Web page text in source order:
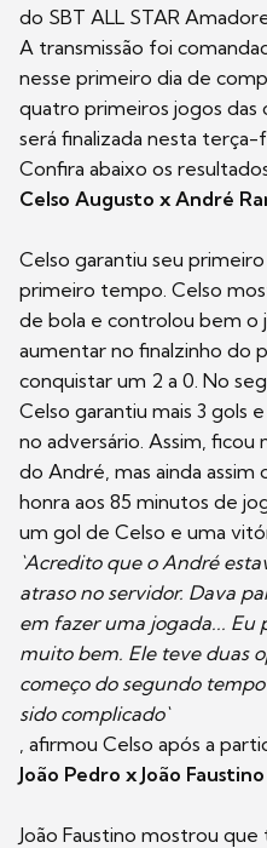
do SBT ALL STAR
A transmissão foi
nesse primeiro dia de
quatro primeiros jogos das
será finalizada nesta terça-
Confira abaixo os
Celso Augusto x André
Celso garantiu seu
primeiro tempo. Celso
de bola e controlou bem o
aumentar no finalzinho do
conquistar um 2 a 0. No
Celso garantiu mais 3 gols
no adversário. Assim, ficou
do André, mas ainda
honra aos 85 minutos de
um gol de Celso e uma
`Acredito que o André
atraso no servidor. Dava
em fazer uma jogada... Eu
muito bem. Ele teve duas
começo do segundo
sido complicado`
, afirmou Celso após a
João Pedro x João Faustino
João Faustino mostrou